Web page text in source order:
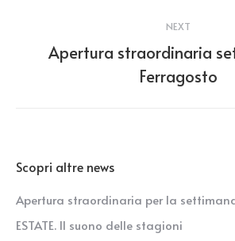
NEXT
Next
post:
Apertura straordinaria
Ferragosto
Scopri altre news
Apertura straordinaria per la
ESTATE. Il suono delle stagioni